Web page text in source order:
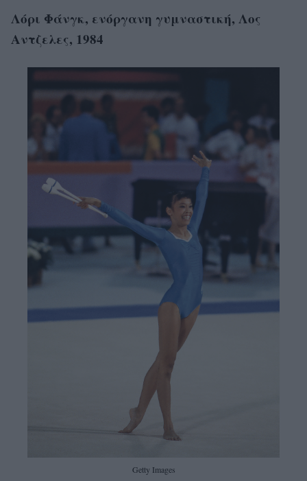
Λόρι Φάνγκ, ενόργανη γυμναστική, Λος
Αντζελες, 1984
Getty Images